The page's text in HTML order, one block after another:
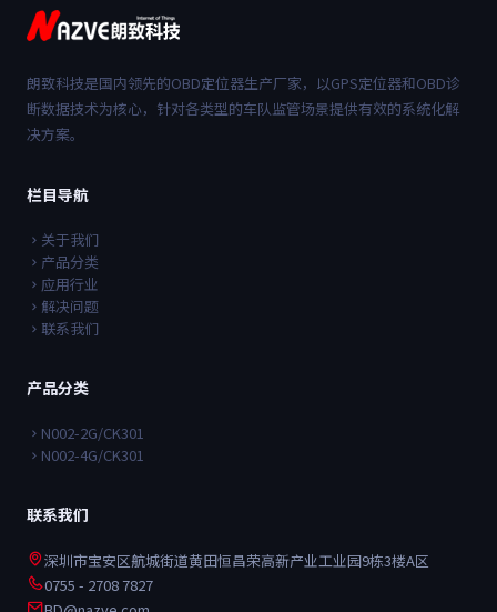
朗致科技是国内领先的OBD定位器生产厂家，以GPS定位器和OBD诊
断数据技术为核心，针对各类型的车队监管场景提供有效的系统化解
决方案。
栏目导航
关于我们
产品分类
应用行业
解决问题
联系我们
产品分类
N002-2G/CK301
N002-4G/CK301
联系我们
深圳市宝安区航城街道黄田恒昌荣高新产业工业园9栋3楼A区
0755 - 2708 7827